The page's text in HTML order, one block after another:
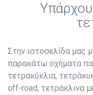
Στην ιστοσελίδα μας
παρακάτω οχήματα
τετρακύκλια,
off-road, τετράκλινα